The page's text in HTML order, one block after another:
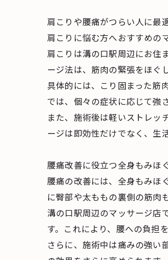
肩こりや腰痛がつらい人に最
肩こりに悩む方へおすすめの
肩こりは溝の口駅周辺にお住
ージ法は、筋肉の緊張をほぐ
具体的には、こり固まった筋
では、個々の症状に応じて強
また、施術後は軽いストレッ
ージは即効性だけでなく、生
腰痛改善に役立つ全身もみほ
腰痛の改善には、全身もみほ
に臀部や太ももの裏側の筋肉
溝の口駅周辺のマッサージ店
す。これにより、腰への負担
さらに、施術中は痛みの強い